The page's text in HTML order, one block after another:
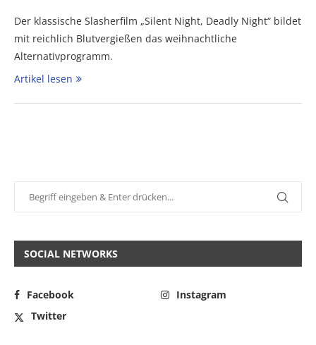
Der klassische Slasherfilm „Silent Night, Deadly Night“ bildet
mit reichlich Blutvergießen das weihnachtliche
Alternativprogramm.
Artikel lesen
SOCIAL NETWORKS
Facebook
Instagram
Twitter